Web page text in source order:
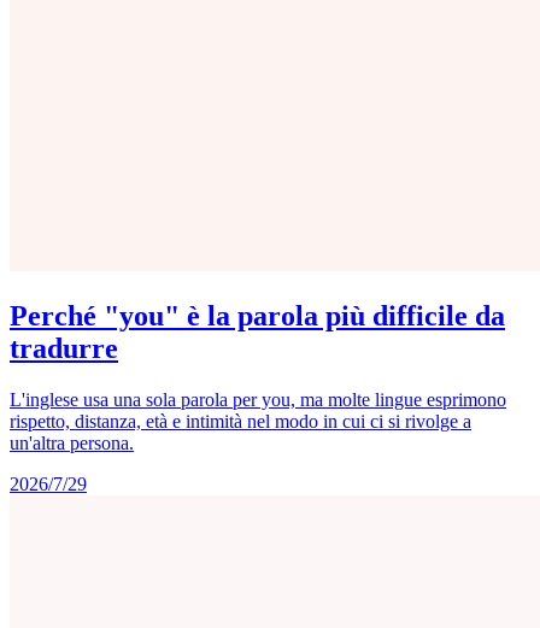
Perché "you" è la parola più difficile da
tradurre
L'inglese usa una sola parola per you, ma molte lingue esprimono
rispetto, distanza, età e intimità nel modo in cui ci si rivolge a
un'altra persona.
2026/7/29